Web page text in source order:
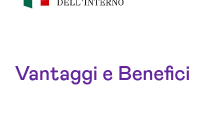
Vantaggi e Benefici